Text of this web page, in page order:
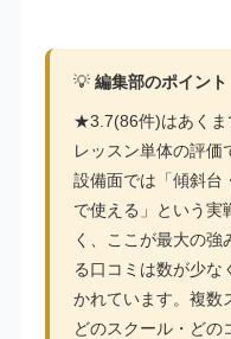
💡 編集部のポイント
★3.7(86件)はあくま
レッスン単体の評価
設備面では「傾斜台
で使える」という実
く、ここが最大の強
る口コミは数が少な
かれています。複数
どのスクール・どの